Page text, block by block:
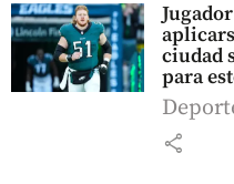
ciudad
para
share